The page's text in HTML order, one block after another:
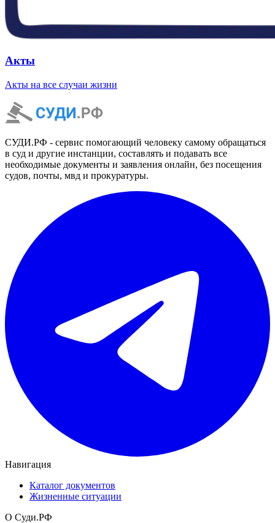
Акты
Акты на все случаи жизни
СУДИ.РФ - сервис помогающий человеку самому обращаться
в суд и другие инстанции, составлять и подавать все
необходимые документы и заявления онлайн, без посещения
судов, почты, мвд и прокуратуры.
Навигация
Каталог документов
Жизненные ситуации
О Суди.РФ